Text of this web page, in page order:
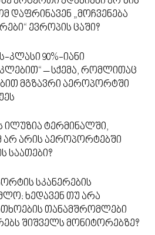
დაფრინავენ „მოჩვენება
ევროპის ცაში?
კლასი 90%-იანი
– სქემა, რომლითაც
მგზავრი აეროპორტში
ტერმინალში,
არის აეროპორტებში
საათები?
სკანერების
ხედავენ თუ არა
თანამშრომლები
შიშველს მონიტორებზე?